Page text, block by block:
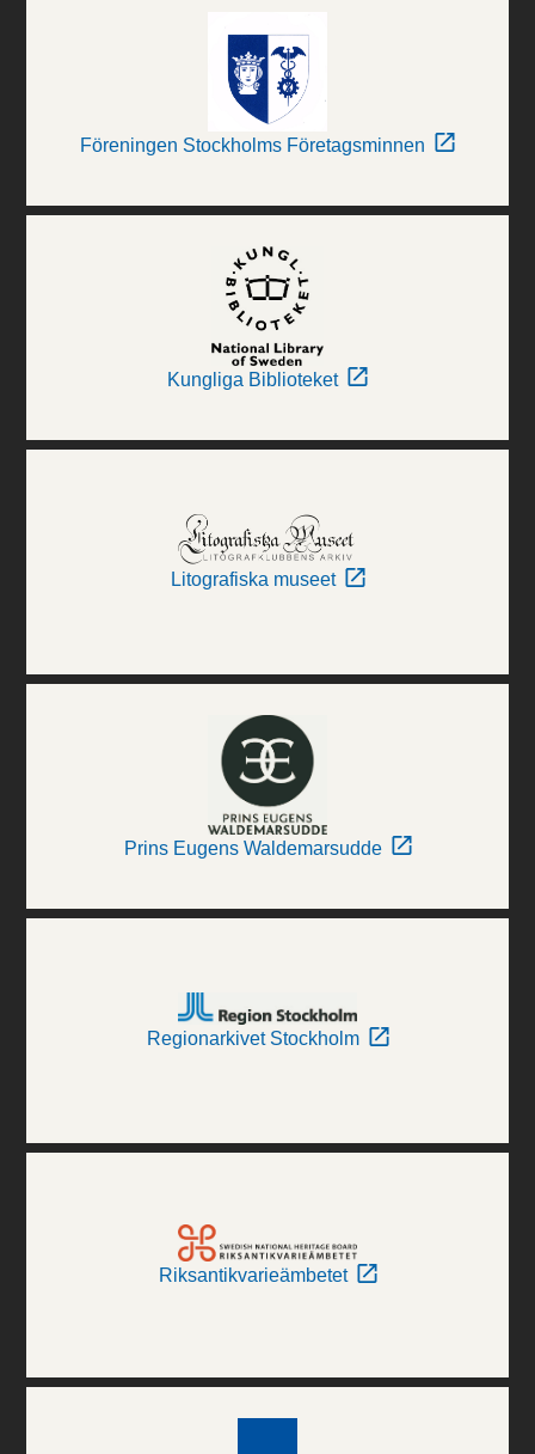
Föreningen Stockholms Företagsminnen
Kungliga Biblioteket
Litografiska museet
Prins Eugens Waldemarsudde
Regionarkivet Stockholm
Riksantikvarieämbetet